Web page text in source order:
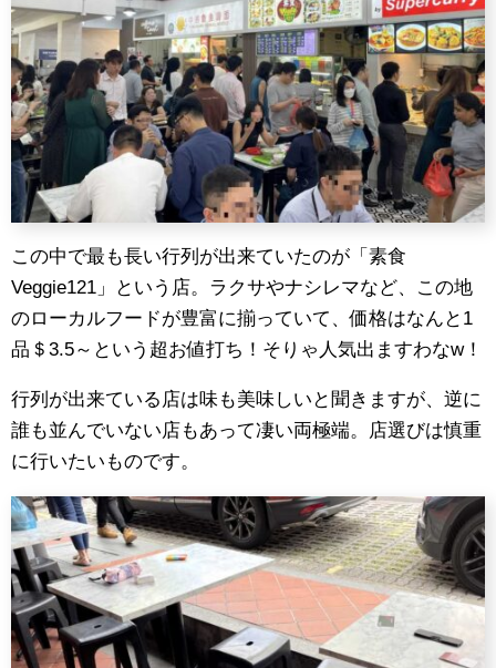
この中で最も長い行列が出来ていたのが「素食
Veggie121」という店。ラクサやナシレマなど、この地
のローカルフードが豊富に揃っていて、価格はなんと1
品＄3.5～という超お値打ち！そりゃ人気出ますわなw！
行列が出来ている店は味も美味しいと聞きますが、逆に
誰も並んでいない店もあって凄い両極端。店選びは慎重
に行いたいものです。